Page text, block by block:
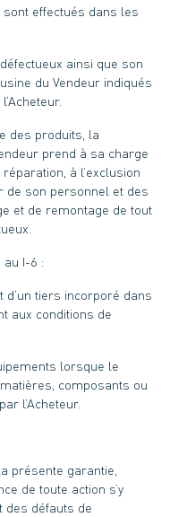
effectués dans les
ainsi que son
du Vendeur indiqués
des produits, la
prend à sa charge
à l’exclusion
de son personnel et des
et de remontage de tout
I-6 :
tiers incorporé dans
aux conditions de
lorsque le
composants ou
l’Acheteur.
présente garantie,
de toute action s’y
des défauts de